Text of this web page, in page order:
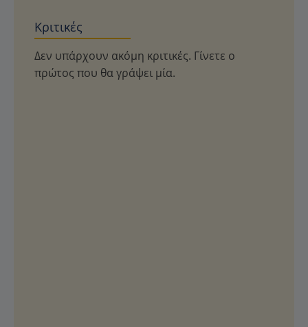
Κριτικές
Δεν υπάρχουν ακόμη κριτικές. Γίνετε ο
πρώτος που θα γράψει μία.